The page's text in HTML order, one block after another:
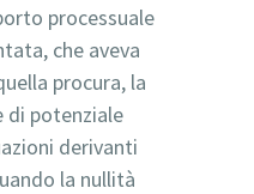
processuale
che aveva
procura, la
di potenziale
derivanti
la nullità